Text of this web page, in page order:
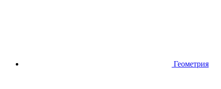
Геометрия